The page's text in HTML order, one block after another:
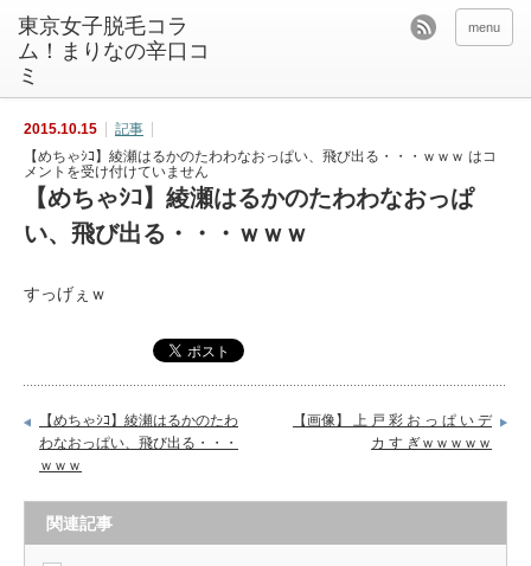
東京女子脱毛コラ
ム！まりなの辛口コ
ミ
menu
2015.10.15
記事
【めちゃｼｺ】綾瀬はるかのたわわなおっぱい、飛び出る・・・ｗｗｗ はコ
メントを受け付けていません
【めちゃｼｺ】綾瀬はるかのたわわなおっぱ
い、飛び出る・・・ｗｗｗ
すっげぇｗ
【めちゃｼｺ】綾瀬はるかのたわ
わなおっぱい、飛び出る・・・
ｗｗｗ
【画像】 上 戸 彩 お っ ぱ い デ
カ す ぎｗｗｗｗｗ
関連記事